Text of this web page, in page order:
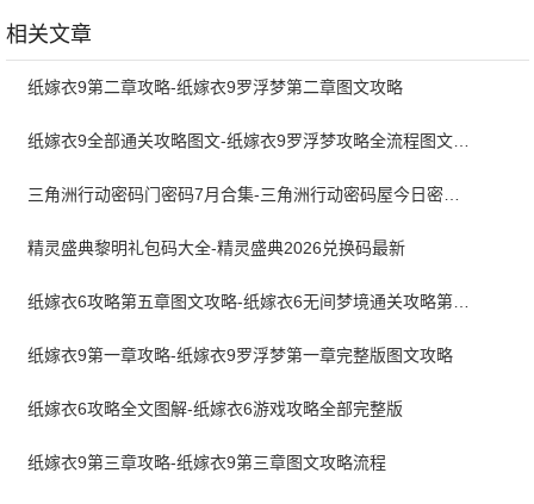
相关文章
纸嫁衣9第二章攻略-纸嫁衣9罗浮梦第二章图文攻略
纸嫁衣9全部通关攻略图文-纸嫁衣9罗浮梦攻略全流程图文详解
三角洲行动密码门密码7月合集-三角洲行动密码屋今日密码大全2026最新7月
精灵盛典黎明礼包码大全-精灵盛典2026兑换码最新
纸嫁衣6攻略第五章图文攻略-纸嫁衣6无间梦境通关攻略第五章
纸嫁衣9第一章攻略-纸嫁衣9罗浮梦第一章完整版图文攻略
纸嫁衣6攻略全文图解-纸嫁衣6游戏攻略全部完整版
纸嫁衣9第三章攻略-纸嫁衣9第三章图文攻略流程